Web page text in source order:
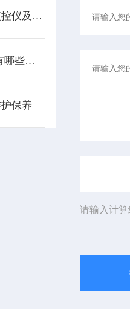
意大利SEKO泳池水质监控仪及加药泵
机械隔膜计量泵的养护有哪些方式
保养
请输入计